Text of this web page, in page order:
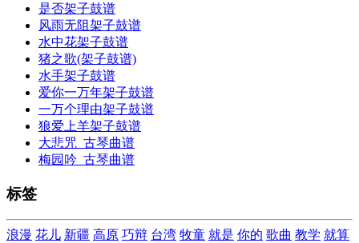
是否架子鼓谱
风雨无阻架子鼓谱
水中花架子鼓谱
猪之歌(架子鼓谱)
水手架子鼓谱
爱你一万年架子鼓谱
一万个理由架子鼓谱
狼爱上羊架子鼓谱
大悲咒_古琴曲谱
梅园吟_古琴曲谱
标签
浪漫 花儿 新疆 高原 巧辩 台湾 牧童 就是 你的 歌曲 教学 就算